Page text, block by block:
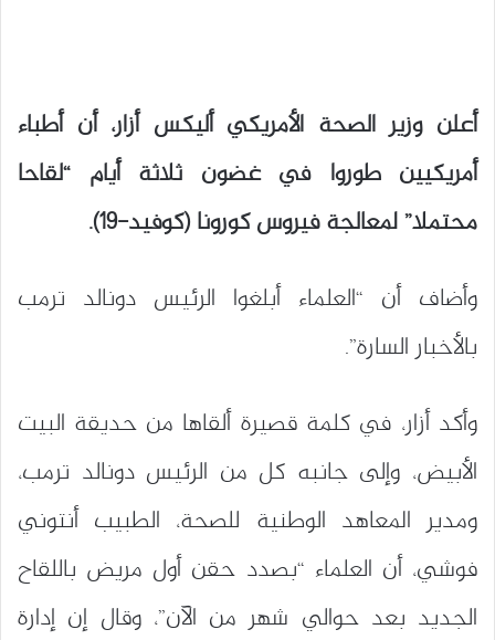
أعلن وزير الصحة الأمريكي أليكس أزار، أن أطباء
أمريكيين طوروا في غضون ثلاثة أيام “لقاحا
محتملا” لمعالجة فيروس كورونا (كوفيد-19).
وأضاف أن “العلماء أبلغوا الرئيس دونالد ترمب
بالأخبار السارة”.
وأكد أزار، في كلمة قصيرة ألقاها من حديقة البيت
الأبيض، وإلى جانبه كل من الرئيس دونالد ترمب،
ومدير المعاهد الوطنية للصحة، الطبيب أنتوني
فوشي، أن العلماء “بصدد حقن أول مريض باللقاح
الجديد بعد حوالي شهر من الآن”، وقال إن إدارة